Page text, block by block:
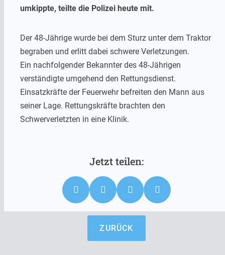
umkippte, teilte die Polizei heute mit.
Der 48-Jährige wurde bei dem Sturz unter dem Traktor
begraben und erlitt dabei schwere Verletzungen.
Ein nachfolgender Bekannter des 48-Jährigen
verständigte umgehend den Rettungsdienst.
Einsatzkräfte der Feuerwehr befreiten den Mann aus
seiner Lage. Rettungskräfte brachten den
Schwerverletzten in eine Klinik.
ZURÜCK